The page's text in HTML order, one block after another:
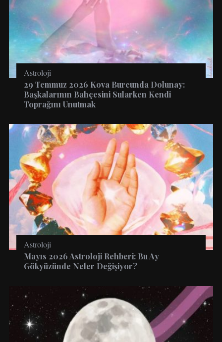
Astroloji
29 Temmuz 2026 Kova Burcunda Dolunay:
Başkalarının Bahçesini Sularken Kendi
Toprağını Unutmak
Astroloji
Mayıs 2026 Astroloji Rehberi: Bu Ay
Gökyüzünde Neler Değişiyor?